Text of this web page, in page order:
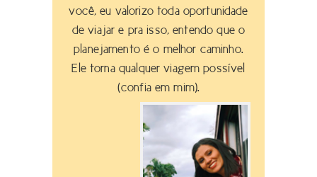
você, eu valorizo toda oportunidade
de viajar e pra isso, entendo que o
planejamento é o melhor caminho.
Ele torna qualquer viagem possível
(confia em mim).